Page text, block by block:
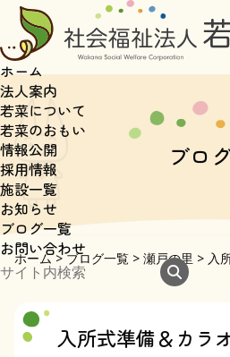
ホーム
法人案内
若菜について
若菜のおもい
情報公開
採用情報
施設一覧
お知らせ
ブログ一覧
お問い合わせ
ブロ
ホーム>ブログ一覧 > 瀬戸の里 > 入
入所式準備＆カラ